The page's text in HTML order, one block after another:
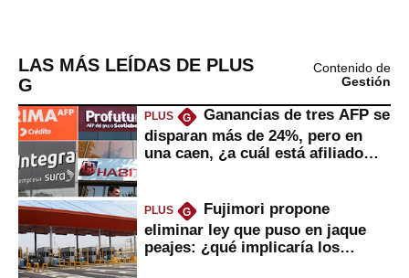
LAS MÁS LEÍDAS DE PLUS
G
Contenido de
Gestión
PLUS G
Ganancias de tres AFP se
disparan más de 24%, pero en
una caen, ¿a cuál está afiliado
PLUS G
Fujimori propone
eliminar ley que puso en jaque
peajes: ¿qué implicaría los